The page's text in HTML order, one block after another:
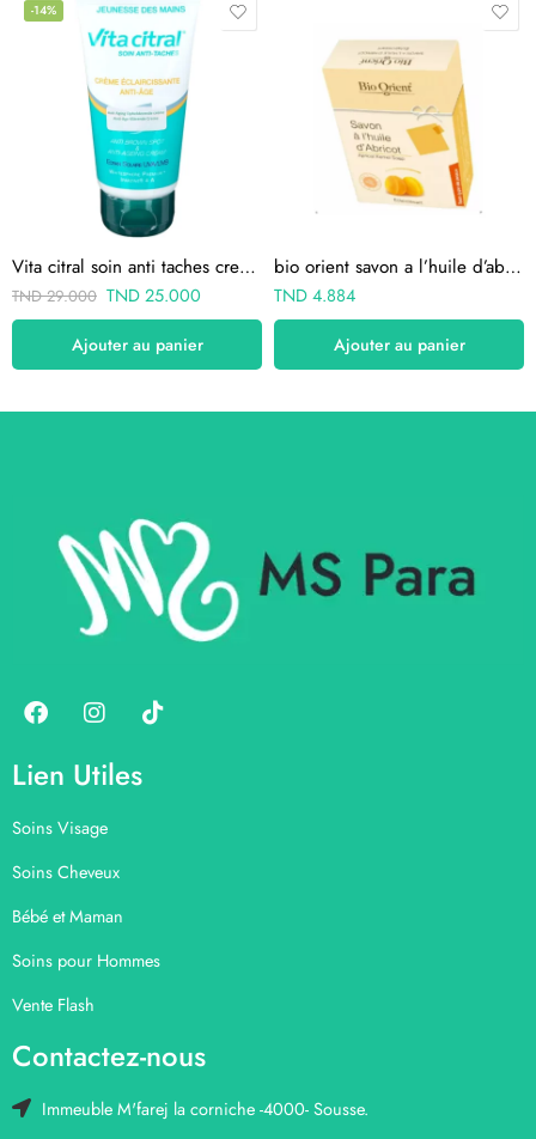
-14%
Vita citral soin anti taches creme anti-age 75 ml
TND29.000 TND25.000
Ajouter au panier
bio orient savon a l’huile d’abricot anti taches 90g
TND4.884
Ajouter au panier
Lien Utiles
Soins Visage
Soins Cheveux
Bébé et Maman
Soins pour Hommes
Vente Flash
Contactez-nous
Immeuble M'farej la corniche -4000- Sousse.